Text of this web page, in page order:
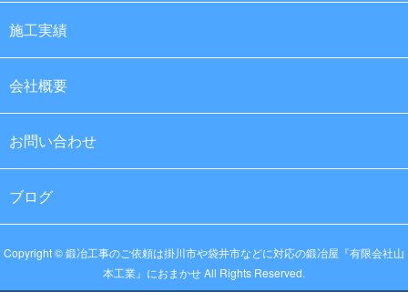
施工実績
会社概要
お問い合わせ
ブログ
Copyright © 鍛冶工事のご依頼は掛川市や袋井市などに対応の鍛冶屋『有限会社山
本工業』におまかせ All Rights Reserved.